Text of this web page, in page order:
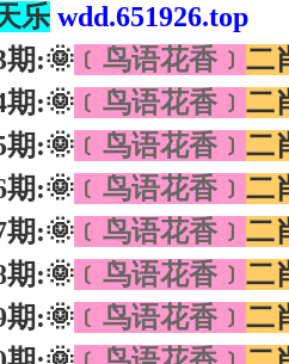
乐 wdd.651926.top
期:🌞 ﹝鸟语花香﹞ 二
期:🌞 ﹝鸟语花香﹞ 二
期:🌞 ﹝鸟语花香﹞ 二
期:🌞 ﹝鸟语花香﹞ 二
期:🌞 ﹝鸟语花香﹞ 二
期:🌞 ﹝鸟语花香﹞ 二
期:🌞 ﹝鸟语花香﹞ 二